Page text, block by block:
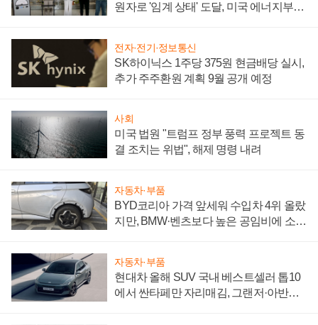
원자로 '임계 상태' 도달, 미국 에너지부
전자·전기·정보통신
SK하이닉스 1주당 375원 현금배당 실시,
추가 주주환원 계획 9월 공개 예정
사회
미국 법원 "트럼프 정부 풍력 프로젝트 동
결 조치는 위법", 해제 명령 내려
자동차·부품
BYD코리아 가격 앞세워 수입차 4위 올랐
지만, BMW·벤츠보다 높은 공임비에 소비
자동차·부품
현대차 올해 SUV 국내 베스트셀러 톱10
에서 싼타페만 자리매김, 그랜저·아반떼